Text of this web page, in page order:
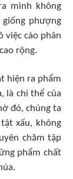
mình không
phượng
việc cào phân
rộng.
hiện ra phẩm
là chi thể của
đó, chúng ta
xấu, không
chăm tập
phẩm chất